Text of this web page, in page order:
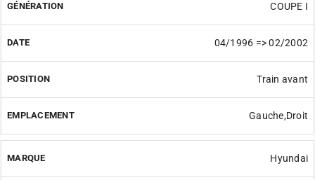
COUPE I
04/1996 => 02/2002
Train avant
Gauche,Droit
Hyundai